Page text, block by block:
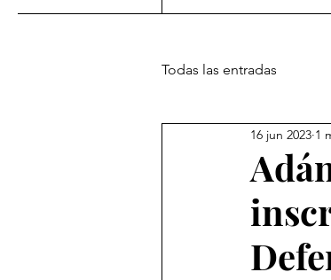
Todas las entradas
16 jun 2023 1